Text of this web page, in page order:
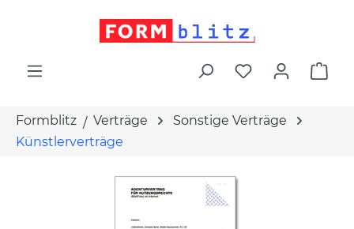
Formblitz Verträge
Sonstige Verträge
Künstlerverträge